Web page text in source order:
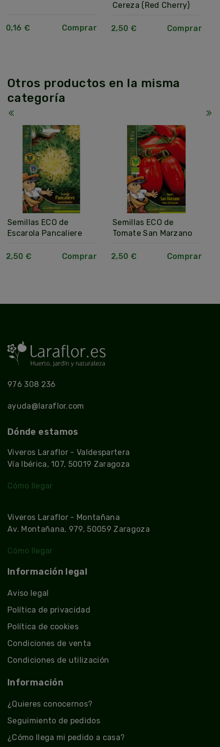
0,16 € Comprar
Cereza (Red Cherry)
2,50 € Comprar
Otros productos en la misma
categoría
Semillas ECO de
Escarola Pancaliere
2,50 € Comprar
Semillas ECO de
Tomate San Marzano
2,50 € Comprar
976 308 236
ayuda@laraflor.com
Dónde estamos
Viveros Laraflor - Valdespartera
Vía Ibérica, 107, 50019 Zaragoza
Cómo llegar
Viveros Laraflor - Montañana
Av. Montañana, 979, 50059 Zaragoza
Cómo llegar
Información legal
Aviso legal
Política de privacidad
Política de cookies
Condiciones de venta
Condiciones de utilización
Información
¿Quieres conocernos?
Seguimiento de pedidos
¿Cómo llega mi pedido a casa?